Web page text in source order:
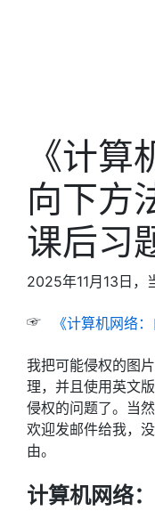
《计
向下方
课后习
2025年11月13日，
☞ 《计算机网络
我把可能侵权的图
理，并且使用英文
侵权的问题了。当
欢迎发邮件给我，
由。
计算机网络